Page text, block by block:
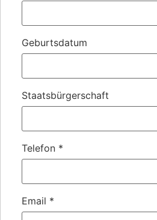
Geburtsdatum
Staatsbürgerschaft
Telefon *
Email *